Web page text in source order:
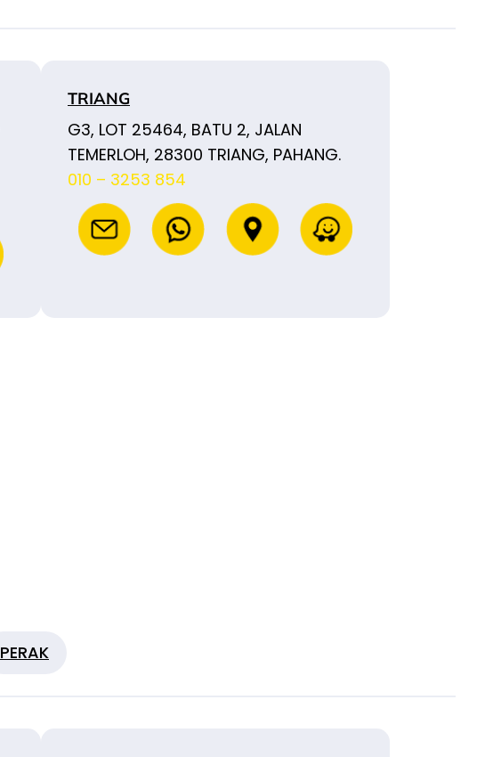
TRIANG
G3, LOT 25464, BATU 2, JALAN
TEMERLOH, 28300 TRIANG, PAHANG.
010 – 3253 854
PERAK